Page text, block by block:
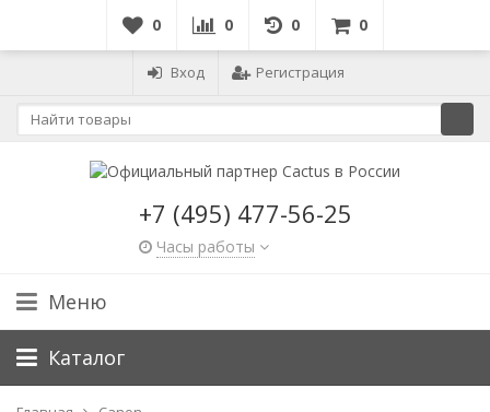
0 0 0 0
Вход Регистрация
+7 (495) 477-56-25
Часы работы
Меню
Каталог